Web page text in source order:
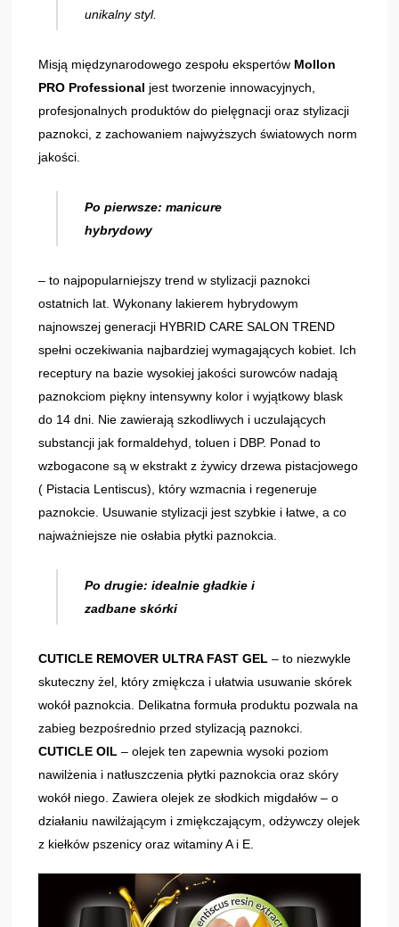
unikalny styl.
Misją międzynarodowego zespołu ekspertów Mollon
PRO Professional jest tworzenie innowacyjnych,
profesjonalnych produktów do pielęgnacji oraz stylizacji
paznokci, z zachowaniem najwyższych światowych norm
jakości.
Po pierwsze: manicure
hybrydowy
– to najpopularniejszy trend w stylizacji paznokci
ostatnich lat. Wykonany lakierem hybrydowym
najnowszej generacji HYBRID CARE SALON TREND
spełni oczekiwania najbardziej wymagających kobiet. Ich
receptury na bazie wysokiej jakości surowców nadają
paznokciom piękny intensywny kolor i wyjątkowy blask
do 14 dni. Nie zawierają szkodliwych i uczulających
substancji jak formaldehyd, toluen i DBP. Ponad to
wzbogacone są w ekstrakt z żywicy drzewa pistacjowego
( Pistacia Lentiscus), który wzmacnia i regeneruje
paznokcie. Usuwanie stylizacji jest szybkie i łatwe, a co
najważniejsze nie osłabia płytki paznokcia.
Po drugie: idealnie gładkie i
zadbane skórki
CUTICLE REMOVER ULTRA FAST GEL – to niezwykle
skuteczny żel, który zmiękcza i ułatwia usuwanie skórek
wokół paznokcia. Delikatna formuła produktu pozwala na
zabieg bezpośrednio przed stylizacją paznokci.
CUTICLE OIL – olejek ten zapewnia wysoki poziom
nawilżenia i natłuszczenia płytki paznokcia oraz skóry
wokół niego. Zawiera olejek ze słodkich migdałów – o
działaniu nawilżającym i zmiękczającym, odżywczy olejek
z kiełków pszenicy oraz witaminy A i E.